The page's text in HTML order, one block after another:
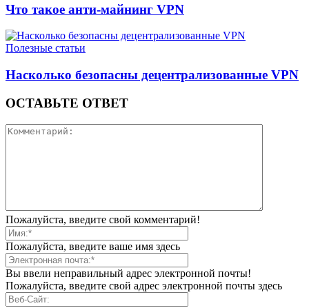
Что такое анти-майнинг VPN
Полезные статьи
Насколько безопасны децентрализованные VPN
ОСТАВЬТЕ ОТВЕТ
Пожалуйста, введите свой комментарий!
Пожалуйста, введите ваше имя здесь
Вы ввели неправильный адрес электронной почты!
Пожалуйста, введите свой адрес электронной почты здесь